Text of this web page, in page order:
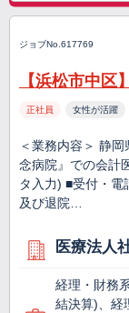
ジョブNo.617769
【浜松市中区
正社員 女性が活躍
＜業務内容＞ 静
念病院』での会計
タ入力) ■受付・
及び退院…
医療法人
経理・財務
結決算)、経